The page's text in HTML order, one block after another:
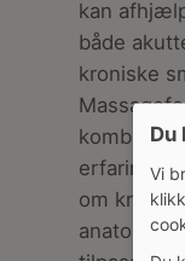
kan
både
kroniske
erfaring
om
anatomi –
Du
Vi